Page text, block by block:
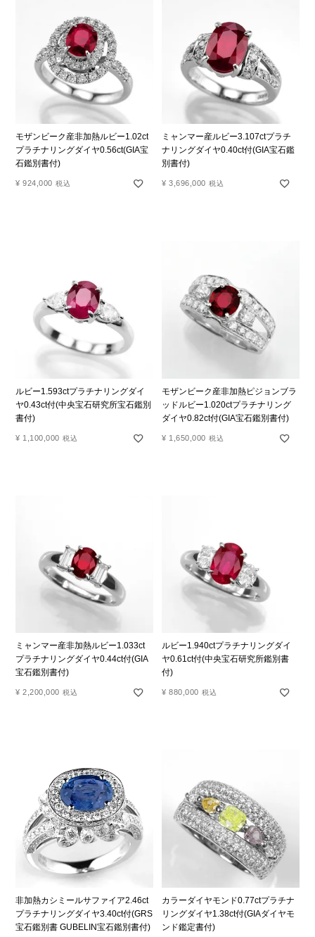
モザンビーク産非加熱ルビー1.02ct
プラチナリングダイヤ0.56ct(GIA宝
石鑑別書付)
¥ 924,000 税込
ミャンマー産ルビー3.107ctプラチ
ナリングダイヤ0.40ct付(GIA宝石鑑
別書付)
¥ 3,696,000 税込
ルビー1.593ctプラチナリングダイ
ヤ0.43ct付(中央宝石研究所宝石鑑別
書付)
¥ 1,100,000 税込
モザンビーク産非加熱ピジョンブラ
ッドルビー1.020ctプラチナリング
ダイヤ0.82ct付(GIA宝石鑑別書付)
¥ 1,650,000 税込
ミャンマー産非加熱ルビー1.033ct
プラチナリングダイヤ0.44ct付(GIA
宝石鑑別書付)
¥ 2,200,000 税込
ルビー1.940ctプラチナリングダイ
ヤ0.61ct付(中央宝石研究所鑑別書
付)
¥ 880,000 税込
非加熱カシミールサファイア2.46ct
プラチナリングダイヤ3.40ct付(GRS
宝石鑑別書 GUBELIN宝石鑑別書付)
カラーダイヤモンド0.77ctプラチナ
リングダイヤ1.38ct付(GIAダイヤモ
ンド鑑定書付)